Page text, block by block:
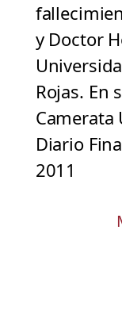
y Doctor
Rojas. En
Diario
2011